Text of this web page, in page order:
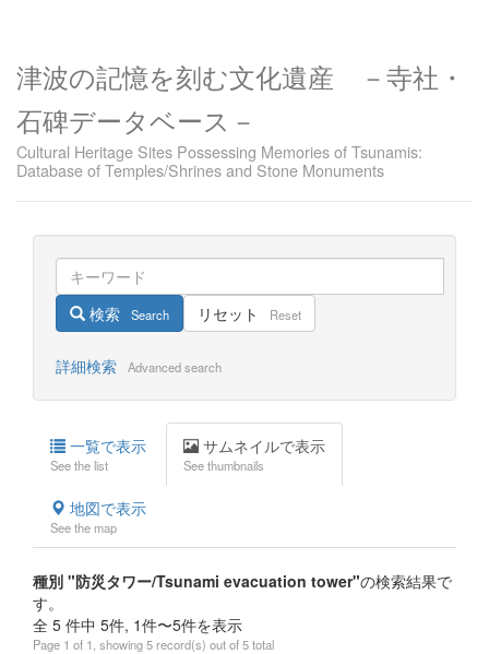
津波の記憶を刻む文化遺産 －寺社・
石碑データベース－
Cultural Heritage Sites Possessing Memories of Tsunamis:
Database of Temples/Shrines and Stone Monuments
検索 Search リセット Reset
詳細検索 Advanced search
一覧で表示
See the list
サムネイルで表示
See thumbnails
地図で表示
See the map
種別 "防災タワー/Tsunami evacuation tower"の検索結果で
す。
全 5 件中 5件, 1件〜5件を表示
Page 1 of 1, showing 5 record(s) out of 5 total